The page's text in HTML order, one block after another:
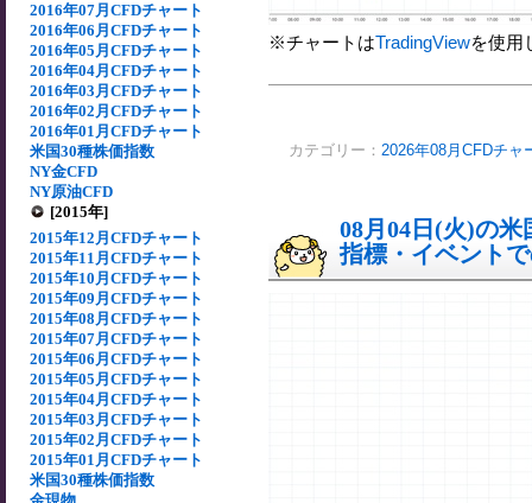
2016年07月CFDチャート
2016年06月CFDチャート
2016年05月CFDチャート
2016年04月CFDチャート
2016年03月CFDチャート
2016年02月CFDチャート
2016年01月CFDチャート
米国30種株価指数
NY金CFD
NY原油CFD
[2015年]
2015年12月CFDチャート
2015年11月CFDチャート
2015年10月CFDチャート
2015年09月CFDチャート
2015年08月CFDチャート
2015年07月CFDチャート
2015年06月CFDチャート
2015年05月CFDチャート
2015年04月CFDチャート
2015年03月CFDチャート
2015年02月CFDチャート
2015年01月CFDチャート
米国30種株価指数
※チャートはTradingViewを使用
カテゴリー： 2026年08月CFDチャ
08月04日(火)の
指標・イベント